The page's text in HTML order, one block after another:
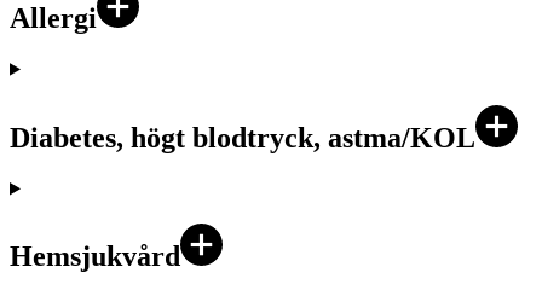
Allergi
Diabetes, högt blodtryck, astma/KOL
Hemsjukvård